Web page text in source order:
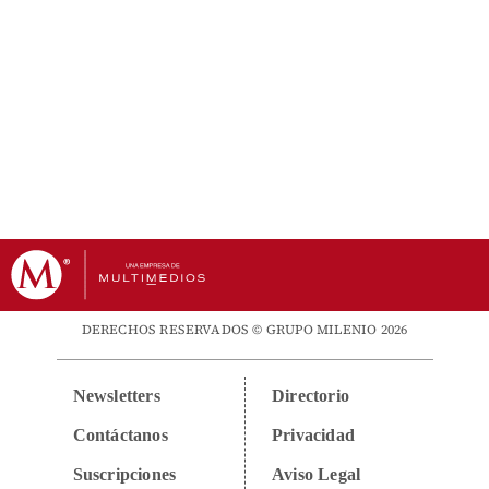
DERECHOS RESERVADOS © GRUPO MILENIO 2026
Newsletters
Contáctanos
Suscripciones
Directorio
Privacidad
Aviso Legal